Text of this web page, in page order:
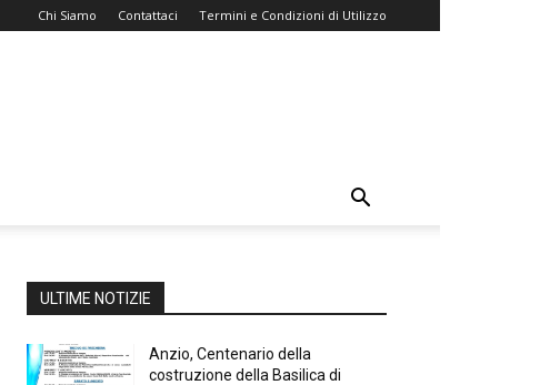
Chi Siamo Contattaci Termini e Condizioni di Utilizzo
ULTIME NOTIZIE
Anzio, Centenario della
costruzione della Basilica di